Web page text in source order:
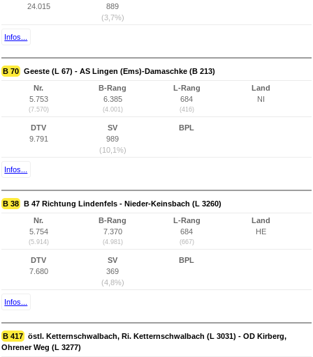
24.015
889
(3,7%)
Infos...
B 70 Geeste (L 67) - AS Lingen (Ems)-Damaschke (B 213)
Nr.
5.753
(7.570)
B-Rang
6.385
(4.001)
L-Rang
684
(416)
Land
NI
DTV
9.791
SV
989
(10,1%)
BPL
Infos...
B 38 B 47 Richtung Lindenfels - Nieder-Keinsbach (L 3260)
Nr.
5.754
(5.914)
B-Rang
7.370
(4.981)
L-Rang
684
(667)
Land
HE
DTV
7.680
SV
369
(4,8%)
BPL
Infos...
B 417 östl. Ketternschwalbach, Ri. Ketternschwalbach (L 3031) - OD Kirberg,
Ohrener Weg (L 3277)